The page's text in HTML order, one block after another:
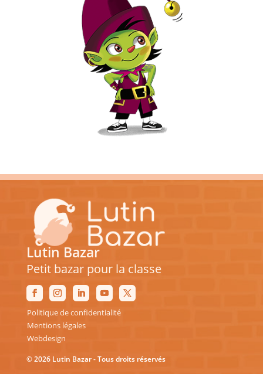
Lutin Bazar
Petit bazar pour la classe
Politique de confidentialité
Mentions légales
Webdesign
© 2026 Lutin Bazar - Tous droits réservés